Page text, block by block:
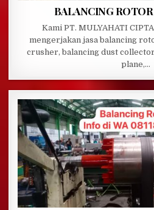
BALANCING
Kami PT. MULYAHATI
mengerjakan jasa balancing
crusher, balancing dust
plane,…